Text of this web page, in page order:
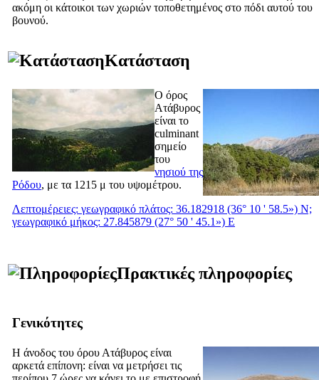
ακόμη οι κάτοικοι των χωριών τοποθετημένος στο πόδι αυτού του
βουνού.
Κατάσταση
Ο όρος
Ατάβυρος
είναι το
culminant
σημείο
του
νησιού της
Ρόδου, με τα 1215 μ του υψομέτρου.
Λεπτομέρειες: γεωγραφικό πλάτος: 36.182918 (36° 10 ' 58.5») Ν;
γεωγραφικό μήκος: 27.845879 (27° 50 ' 45.1») Ε
Πρακτικές πληροφορίες
Γενικότητες
Η άνοδος του όρου Ατάβυρος είναι
αρκετά επίπονη: είναι να μετρήσει τις